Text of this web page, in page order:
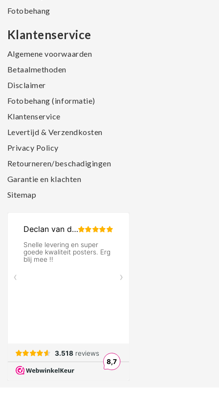
Fotobehang
Klantenservice
Algemene voorwaarden
Betaalmethoden
Disclaimer
Fotobehang (informatie)
Klantenservice
Levertijd & Verzendkosten
Privacy Policy
Retourneren/beschadigingen
Garantie en klachten
Sitemap